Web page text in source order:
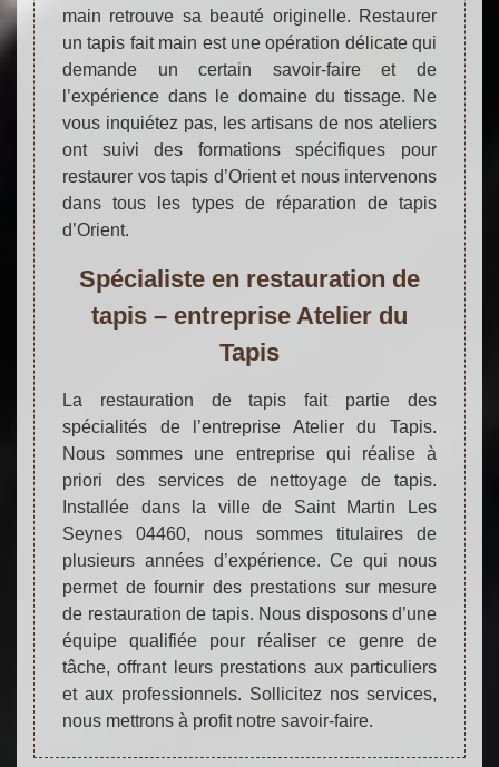
main retrouve sa beauté originelle. Restaurer
un tapis fait main est une opération délicate qui
demande un certain savoir-faire et de
l’expérience dans le domaine du tissage. Ne
vous inquiétez pas, les artisans de nos ateliers
ont suivi des formations spécifiques pour
restaurer vos tapis d’Orient et nous intervenons
dans tous les types de réparation de tapis
d’Orient.
Spécialiste en restauration de
tapis – entreprise Atelier du
Tapis
La restauration de tapis fait partie des
spécialités de l’entreprise Atelier du Tapis.
Nous sommes une entreprise qui réalise à
priori des services de nettoyage de tapis.
Installée dans la ville de Saint Martin Les
Seynes 04460, nous sommes titulaires de
plusieurs années d’expérience. Ce qui nous
permet de fournir des prestations sur mesure
de restauration de tapis. Nous disposons d’une
équipe qualifiée pour réaliser ce genre de
tâche, offrant leurs prestations aux particuliers
et aux professionnels. Sollicitez nos services,
nous mettrons à profit notre savoir-faire.